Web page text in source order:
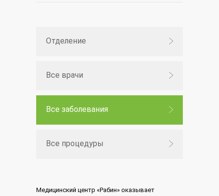
Отделение
Все врачи
Все заболевания
Все процедуры
Медицинский центр «Рабин» оказывает